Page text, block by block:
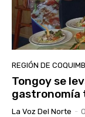
REGIÓN DE
Tongoy se
gastronomía
La Voz Del Norte -